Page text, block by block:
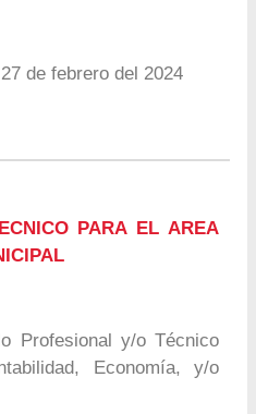
27 de febrero del 2024
PARA EL AREA
Profesional y/o Técnico
Economía, y/o